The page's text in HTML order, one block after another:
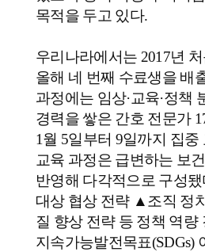
목적을 두고 있다.
우리나라에서는 2017년
올해 네 번째 수료생을 배
과정에는 임상·교육·정책
경력을 쌓은 간호 전문가
1월 5일부터 9일까지 집중
교육 과정은 급변하는 보
반영해 다각적으로 구성
대상 협상 전략 ▲조직 정
질 향상 전략 등 정책 역량
지속가능발전목표(SDGs)